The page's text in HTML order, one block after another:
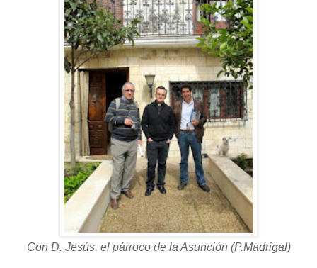
Con D. Jesús, el párroco de la Asunción (P.Madrigal)